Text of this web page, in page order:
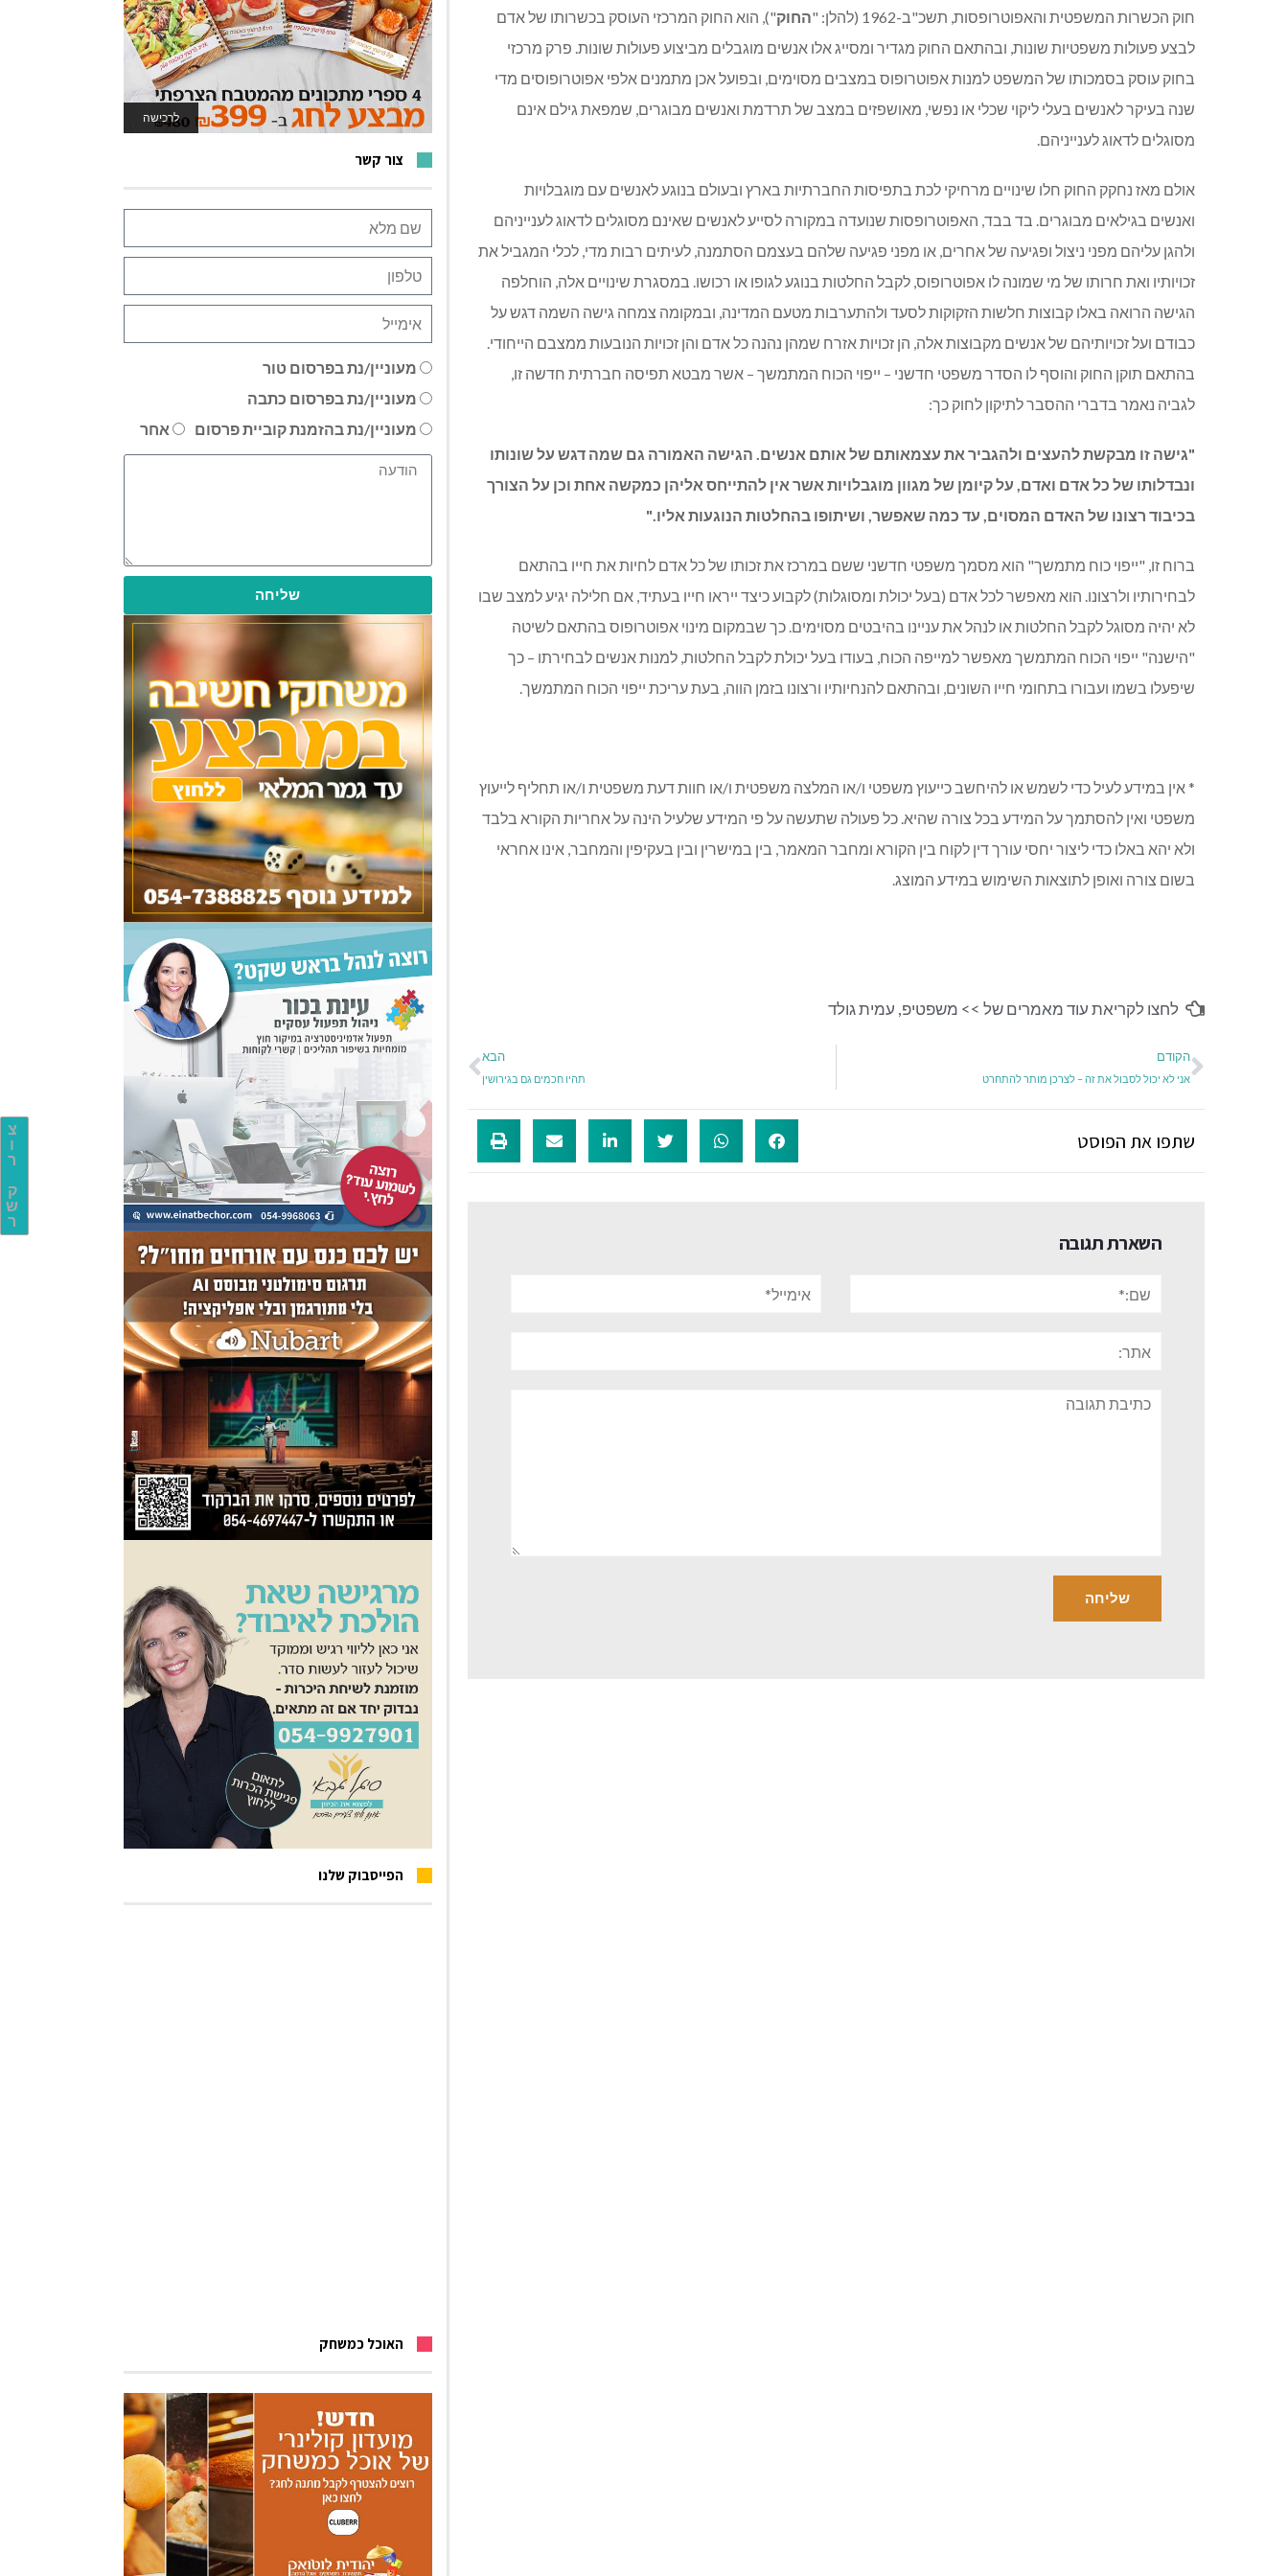
צ
ו
ר
ק
ש
ר
חוק הכשרות המשפטית והאפוטרופסות, תשכ"ב-1962 (להלן: " החוק"), הוא החוק המרכזי העוסק בכשרותו של אדם
לבצע פעולות משפטיות שונות, ובהתאם החוק מגדיר ומסייג אלו אנשים מוגבלים מביצוע פעולות שונות. פרק מרכזי
בחוק עוסק בסמכותו של המשפט למנות אפוטרופוס במצבים מסוימים, ובפועל אכן מתמנים אלפי אפוטרופוסים מדי
שנה בעיקר לאנשים בעלי ליקוי שכלי או נפשי, מאושפזים במצב של תרדמת ואנשים מבוגרים, שמפאת גילם אינם
מסוגלים לדאוג לענייניהם.
אולם מאז נחקק החוק חלו שינויים מרחיקי לכת בתפיסות החברתיות בארץ ובעולם בנוגע לאנשים עם מוגבלויות
ואנשים בגילאים מבוגרים. בד בבד, האפוטרופסות שנועדה במקורה לסייע לאנשים שאינם מסוגלים לדאוג לענייניהם
ולהגן עליהם מפני ניצול ופגיעה של אחרים, או מפני פגיעה שלהם בעצמם הסתמנה, לעיתים רבות מדי, לכלי המגביל את
זכויותיו ואת חרותו של מי שמונה לו אפוטרופוס, לקבל החלטות בנוגע לגופו או רכושו. במסגרת שינויים אלה, הוחלפה
הגישה הרואה באלו קבוצות חלשות הזקוקות לסעד ולהתערבות מטעם המדינה, ובמקומה צמחה גישה השמה דגש על
כבודם ועל זכויותיהם של אנשים מקבוצות אלה, הן זכויות אזרח שמהן נהנה כל אדם והן זכויות הנובעות ממצבם הייחודי.
בהתאם תוקן החוק והוסף לו הסדר משפטי חדשני – ייפוי הכוח המתמשך – אשר מבטא תפיסה חברתית חדשה זו,
לגביה נאמר בדברי ההסבר לתיקון לחוק כך:
"גישה זו מבקשת להעצים ולהגביר את עצמאותם של אותם אנשים. הגישה האמורה גם שמה דגש על שונותו
ונבדלותו של כל אדם ואדם, על קיומן של מגוון מוגבלויות אשר אין להתייחס אליהן כמקשה אחת וכן על הצורך
בכיבוד רצונו של האדם המסוים, עד כמה שאפשר, ושיתופו בהחלטות הנוגעות אליו."
ברוח זו, "ייפוי כוח מתמשך" הוא מסמך משפטי חדשני ששם במרכז את זכותו של כל אדם לחיות את חייו בהתאם
לבחירותיו ולרצונו. הוא מאפשר לכל אדם (בעל יכולת ומסוגלות) לקבוע כיצד ייראו חייו בעתיד, אם חלילה יגיע למצב שבו
לא יהיה מסוגל לקבל החלטות או לנהל את עניינו בהיבטים מסוימים. כך שבמקום מינוי אפוטרופוס בהתאם לשיטה
"הישנה" ייפוי הכוח המתמשך מאפשר למייפה הכוח, בעודו בעל יכולת לקבל החלטות, למנות אנשים לבחירתו – כך
שיפעלו בשמו ועבורו בתחומי חייו השונים, ובהתאם להנחיותיו ורצונו בזמן הווה, בעת עריכת ייפוי הכוח המתמשך.
* אין במידע לעיל כדי לשמש או להיחשב כייעוץ משפטי ו/או המלצה משפטית ו/או חוות דעת משפטית ו/או תחליף לייעוץ
משפטי ואין להסתמך על המידע בכל צורה שהיא. כל פעולה שתעשה על פי המידע שלעיל הינה על אחריות הקורא בלבד
ולא יהא באלו כדי ליצור יחסי עורך דין לקוח בין הקורא ומחבר המאמר, בין במישרין ובין בעקיפין והמחבר, אינו אחראי
בשום צורה ואופן לתוצאות השימוש במידע המוצג.
לחצו לקריאת עוד מאמרים של >> משפטיפ, עמית גולד
הקודם
אני לא יכול לסבול את זה – לצרכן מותר להתחרט
הבא
תהיו חכמים גם בגירושין
שתפו את הפוסט
השארת תגובה
תגובה
לרכישה
לאתר המשחקים
צור קשר
מעוניין/נת בפרסום טור
מעוניין/נת בפרסום כתבה
מעוניין/נת בהזמנת קוביית פרסום
אחר
שליחה
הפייסבוק שלנו
האוכל כמשחק